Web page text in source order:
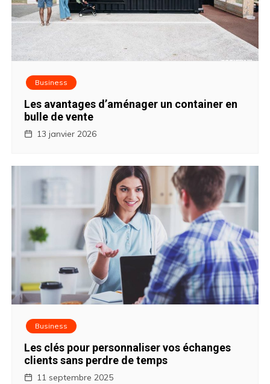
Business
Les avantages d’aménager un container en
bulle de vente
13 janvier 2026
Business
Les clés pour personnaliser vos échanges
clients sans perdre de temps
11 septembre 2025